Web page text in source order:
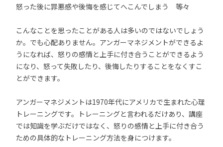
怒った後に罪悪感や後悔を感じてへこんでしまう 等々
こんなことを思ったことがある人は多いのではないでしょう
か。でも心配ありません。アンガーマネジメントができるよ
うになれば、怒りの感情と上手に付き合うことができるよう
になり、怒って失敗したり、後悔したりすることをなくすこ
とができます。
アンガーマネジメントは1970年代にアメリカで生まれた心理
トレーニングです。トレーニングと言われるだけあり、講座
では知識を学ぶだけではなく、怒りの感情と上手に付き合う
ための具体的なトレーニング方法を身につけます。